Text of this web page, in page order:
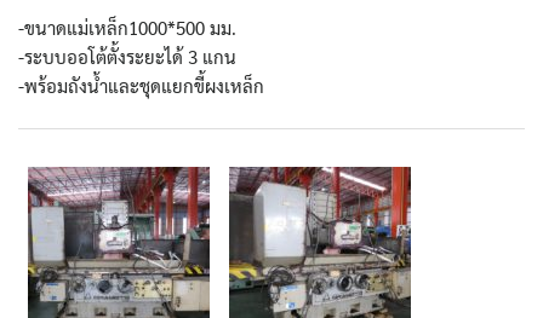
-ขนาดแม่เหล็ก1000*500 มม.
-ระบบออโต้ตั้งระยะได้ 3 แกน
-พร้อมถังน้ำและชุดแยกขี้ผงเหล็ก